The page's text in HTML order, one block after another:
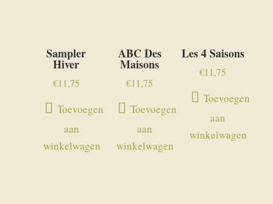
Sampler
Hiver
€11,75
Toevoegen
aan
winkelwagen
ABC Des
Maisons
€11,75
Toevoegen
aan
winkelwagen
Les 4 Saisons
€11,75
Toevoegen
aan
winkelwagen